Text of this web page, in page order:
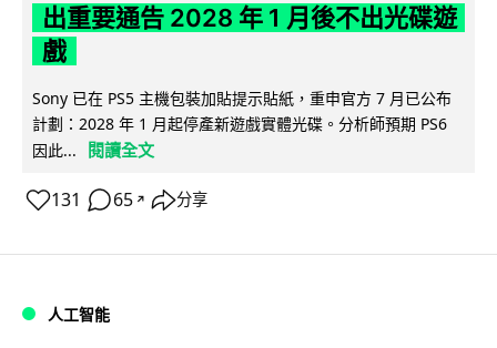
出重要通告 2028 年 1 月後不出光碟遊
戲
Sony 已在 PS5 主機包裝加貼提示貼紙，重申官方 7 月已公布
計劃：2028 年 1 月起停產新遊戲實體光碟。分析師預期 PS6
因此...
閱讀全文
131 65 ↗ 分享
人工智能